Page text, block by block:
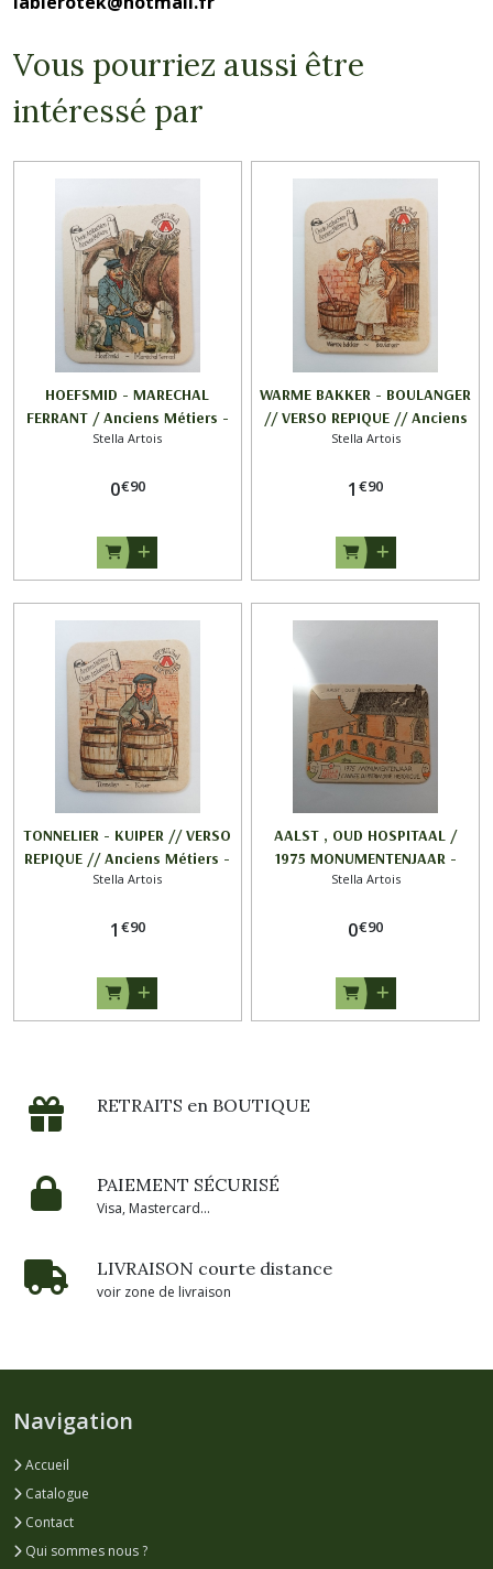
Vous pourriez aussi être
intéressé par
HOEFSMID - MARECHAL
FERRANT / Anciens Métiers -
Oude Ambachten / STELLA
Stella Artois
0€90
WARME BAKKER - BOULANGER
// VERSO REPIQUE // Anciens
Métiers - Oude Ambachten /
Stella Artois
1 €90
TONNELIER - KUIPER // VERSO
REPIQUE // Anciens Métiers -
Oude Ambachten / STELLA
Stella Artois
1 €90
AALST , OUD HOSPITAAL /
1975 MONUMENTENJAAR -
ANNEE DU PATRIMOINE
Stella Artois
0€90
RETRAITS en BOUTIQUE
PAIEMENT SÉCURISÉ
Visa, Mastercard...
LIVRAISON courte distance
voir zone de livraison
Navigation
Accueil
Catalogue
Contact
Qui sommes nous ?